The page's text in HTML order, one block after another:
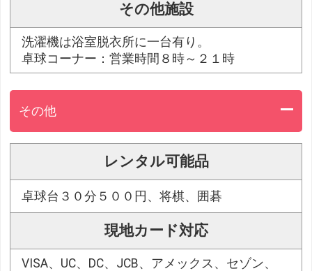
その他施設
洗濯機は浴室脱衣所に一台有り。
卓球コーナー：営業時間８時～２１時
その他
レンタル可能品
卓球台３０分５００円、将棋、囲碁
現地カード対応
VISA、UC、DC、JCB、アメックス、セゾン、